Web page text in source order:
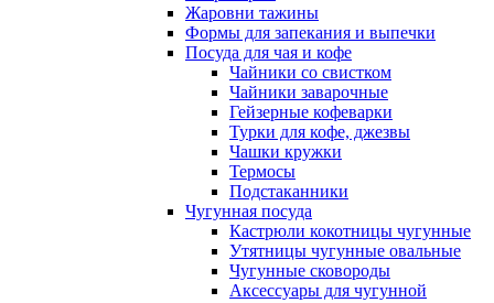
Жаровни тажины
Формы для запекания и выпечки
Посуда для чая и кофе
Чайники со свистком
Чайники заварочные
Гейзерные кофеварки
Турки для кофе, джезвы
Чашки кружки
Термосы
Подстаканники
Чугунная посуда
Кастрюли кокотницы чугунные
Утятницы чугунные овальные
Чугунные сковороды
Аксессуары для чугунной